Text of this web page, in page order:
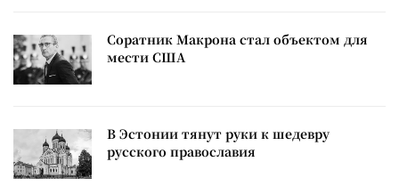
Соратник Макрона стал объектом для
мести США
В Эстонии тянут руки к шедевру
русского православия